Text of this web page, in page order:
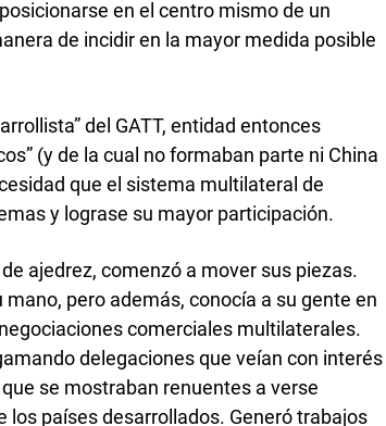
en el centro mismo de un
de incidir en la mayor medida posible
del GATT, entidad entonces
(y de la cual no formaban parte ni China
que el sistema multilateral de
y lograse su mayor participación.
ajedrez, comenzó a mover sus piezas.
pero además, conocía a su gente en
comerciales multilaterales.
delegaciones que veían con interés
se mostraban renuentes a verse
países desarrollados. Generó trabajos